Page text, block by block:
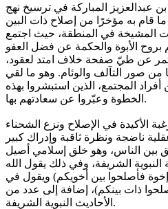
عبدالعزيز المباركة في ترسيخ نهج
ما قام به مؤخرًا من إصلاح ذات البين
المشيخة في المنطقة، حيث اجتمع
بروح الأبوة والحكمة عن فضل العفو
عن طيّ صفحة خلاف امتد لعقود،
من صور التآلف والوئام. وهو ما لقي
أفراد المجتمع، الذين استبشروا بهذه
الخطوة وعبّروا عن سعادتهم بها.
الأكيدة في الإصلاح ونزع الشحناء
ناضجة ونظرة ثاقبة وإدراك كبير
بين الناس، وهو خلق إسلامي أصيل
الشريفة، وفي ذلك يقول الله
إخوة فأصلحوا بين أخويكم) ويقول في
ذات بينكم)، إضافة إلى عدد من
الأحاديث النبوية الشريفة.